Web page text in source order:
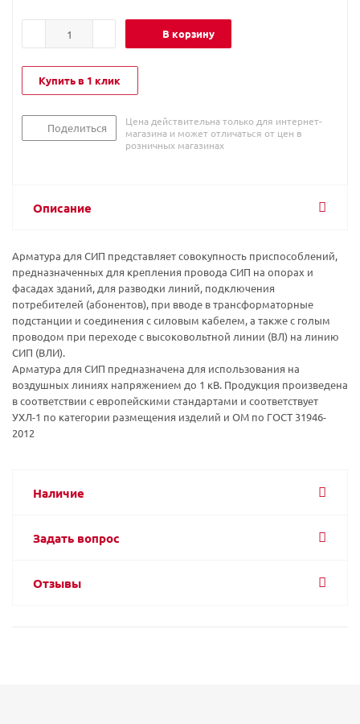
В корзину
Купить в 1 клик
Поделиться
Цена действительна только для интернет-
магазина и может отличаться от цен в
розничных магазинах
Описание
Арматура для СИП представляет совокупность приспособлений,
предназначенных для крепления провода СИП на опорах и
фасадах зданий, для разводки линий, подключения
потребителей (абонентов), при вводе в трансформаторные
подстанции и соединения с силовым кабелем, а также с голым
проводом при переходе с высоковольтной линии (ВЛ) на линию
СИП (ВЛИ).
Арматура для СИП предназначена для использования на
воздушных линиях напряжением до 1 кВ. Продукция произведена
в соответствии с европейскими стандартами и соответствует
УХЛ-1 по категории размещения изделий и ОМ по ГОСТ 31946-
2012
Наличие
Задать вопрос
Отзывы